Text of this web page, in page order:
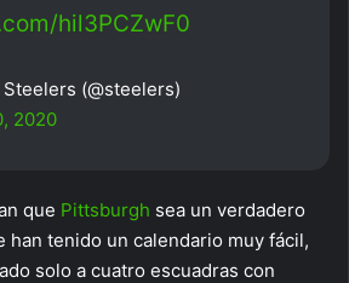
hil3PCZwF0
(@steelers)
2020
que Pittsburgh sea un verdadero
tenido un calendario muy fácil,
solo a cuatro escuadras con